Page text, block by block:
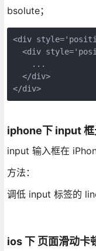
bsolute；
<div
<div
    ...
  </div>
</div>
iphone下 input 框
input 输入框在
方法：
调低 input 标签的
ios 下 页面滑动卡